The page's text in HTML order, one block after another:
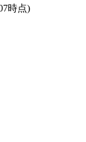
時点)